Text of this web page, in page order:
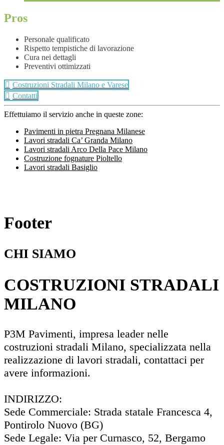
Pros
Personale qualificato
Rispetto tempistiche di lavorazione
Cura nei dettagli
Preventivi ottimizzati
Costruzioni Stradali Milano e Varese
Contatti
Effettuiamo il servizio anche in queste zone:
Pavimenti in pietra Pregnana Milanese
Lavori stradali Ca’ Granda Milano
Lavori stradali Arco Della Pace Milano
Costruzione fognature Pioltello
Lavori stradali Basiglio
Footer
CHI SIAMO
COSTRUZIONI STRADALI
MILANO
P3M Pavimenti, impresa leader nelle
costruzioni stradali Milano, specializzata nella
realizzazione di lavori stradali, contattaci per
avere informazioni.
INDIRIZZO:
Sede Commerciale: Strada statale Francesca 4,
Pontirolo Nuovo (BG)
Sede Legale: Via per Curnasco, 52, Bergamo